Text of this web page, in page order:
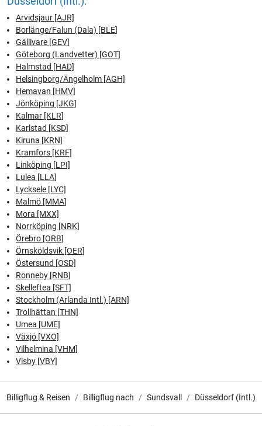
Arvidsjaur [AJR]
Borlänge/Falun (Dala) [BLE]
Gällivare [GEV]
Göteborg (Landvetter) [GOT]
Halmstad [HAD]
Helsingborg/Ängelholm [AGH]
Hemavan [HMV]
Jönköping [JKG]
Kalmar [KLR]
Karlstad [KSD]
Kiruna [KRN]
Kramfors [KRF]
Linköping [LPI]
Lulea [LLA]
Lycksele [LYC]
Malmö [MMA]
Mora [MXX]
Norrköping [NRK]
Örebro [ORB]
Örnsköldsvik [OER]
Östersund [OSD]
Ronneby [RNB]
Skelleftea [SFT]
Stockholm (Arlanda Intl.) [ARN]
Trollhättan [THN]
Umea [UME]
Växjö [VXO]
Vilhelmina [VHM]
Visby [VBY]
Billigflug & Reisen Billigflug nach Sundsvall Düsseldorf (Intl.)